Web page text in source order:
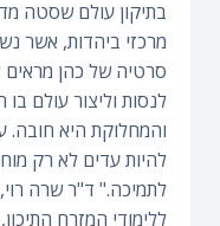
בתיקון עולם שסטה
מרכזי ביהדות, אשר
סרטיה של כהן מראים
לנסות וליצור עולם
והמחלוקת היא חובה.
להיות עדים לא רק
לתמיכה." ד"ר שרה
ללימודי המזרח